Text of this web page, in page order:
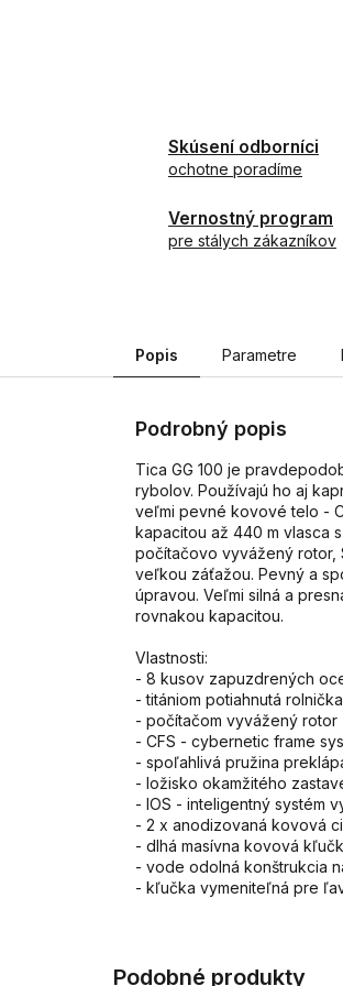
Skúsení odborníci
ochotne poradíme
Vernostný program
pre stálych zákazníkov
Popis Parametre
Podrobný popis
Tica GG 100 je
rybolov. Používajú ho aj
veľmi pevné kovové telo -
kapacitou až 440 m vlasca
počítačovo vyvážený rotor,
veľkou záťažou. Pevný a
úpravou. Veľmi silná a
rovnakou kapacitou.
Vlastnosti:
- 8 kusov zapuzdrených
- titániom potiahnutá rolnička
- počítačom vyvážený rotor
- CFS - cybernetic frame
- spoľahlivá pružina
- ložisko okamžitého
- IOS - inteligentný systém
- 2 x anodizovaná kovová
- dlhá masívna kovová
- vode odolná konštrukcia
- kľučka vymeniteľná pre